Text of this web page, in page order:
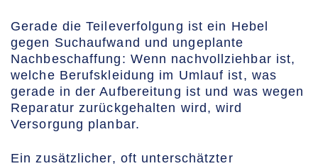
Gerade die Teileverfolgung ist ein Hebel
gegen Suchaufwand und ungeplante
Nachbeschaffung: Wenn nachvollziehbar ist,
welche Berufskleidung im Umlauf ist, was
gerade in der Aufbereitung ist und was wegen
Reparatur zurückgehalten wird, wird
Versorgung planbar.
Ein zusätzlicher, oft unterschätzter